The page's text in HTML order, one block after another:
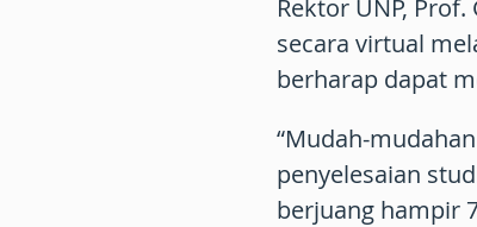
Rektor UNP,
secara virtual
berharap dapat
“Mudah-
penyelesaian
berjuang hampir